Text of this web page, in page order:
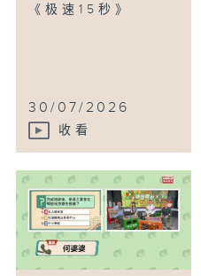
《极速15秒》
30/07/2026
收看